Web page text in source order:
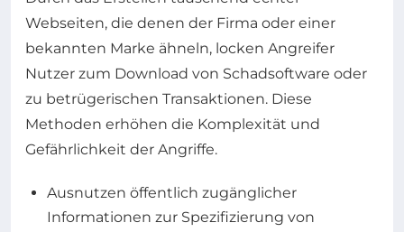
Webseiten, die denen der Firma oder einer
bekannten Marke ähneln, locken Angreifer
Nutzer zum Download von Schadsoftware oder
zu betrügerischen Transaktionen. Diese
Methoden erhöhen die Komplexität und
Gefährlichkeit der Angriffe.
Ausnutzen öffentlich zugänglicher
Informationen zur Spezifizierung von